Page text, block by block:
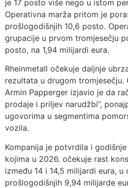
je 17 posto više nego u istom
Operativna marža pritom je
prošlogodišnjih 10,6 posto.
grupacije u prvom tromjesečju
posto, na 1,94 milijardi eura.
Rheinmetall očekuje daljnje
rezultata u drugom
Armin Papperger izjavio je da
prodaje i priljev narudžbi”,
ugovorima u segmentima
vozila.
Kompanija je potvrdila i
kojima u 2026. očekuje rast
između 14 i 14,5 milijardi eura, u
prošlogodišnjih 9,94 milijarde